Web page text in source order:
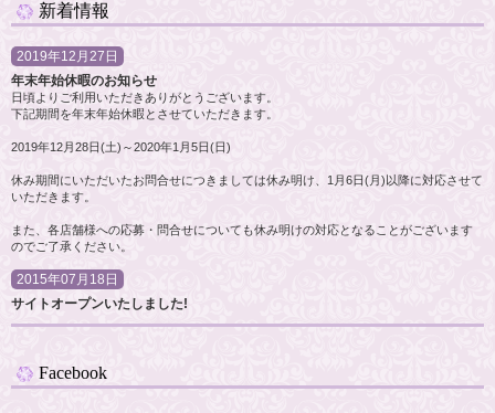
新着情報
2019年12月27日
年末年始休暇のお知らせ
日頃よりご利用いただきありがとうございます。
下記期間を年末年始休暇とさせていただきます。
2019年12月28日(土)～2020年1月5日(日)
休み期間にいただいたお問合せにつきましては休み明け、1月6日(月)以降に対応させて
いただきます。
また、各店舗様への応募・問合せについても休み明けの対応となることがございます
のでご了承ください。
2015年07月18日
サイトオープンいたしました!
Facebook